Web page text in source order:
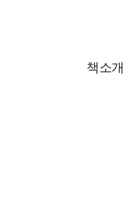
책소개